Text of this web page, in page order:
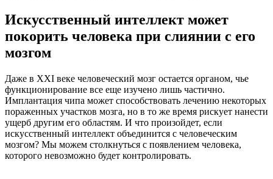
Искусственный интеллект может
покорить человека при слиянии с его
мозгом
Даже в XXI веке человеческий мозг остается органом, чье
функционирование все еще изучено лишь частично.
Имплантация чипа может способствовать лечению некоторых
пораженных участков мозга, но в то же время рискует нанести
ущерб другим его областям. И что произойдет, если
искусственный интеллект объединится с человеческим
мозгом? Мы можем столкнуться с появлением человека,
которого невозможно будет контролировать.